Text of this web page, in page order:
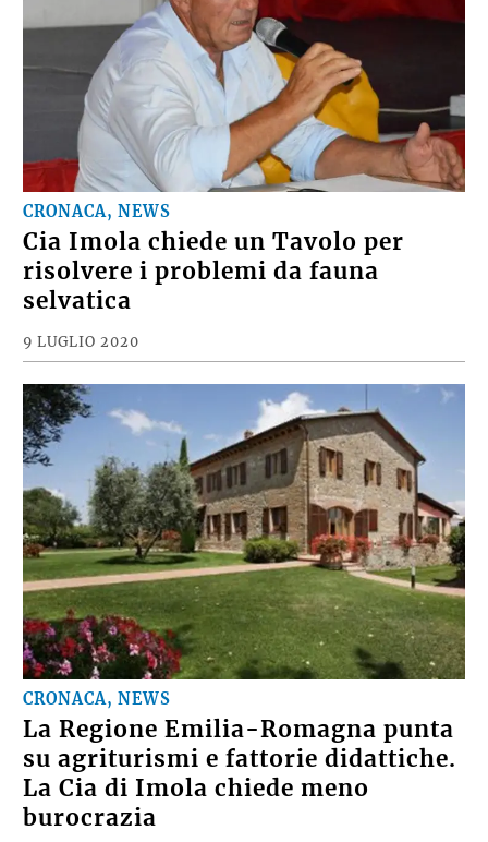
CRONACA, NEWS
Cia Imola chiede un Tavolo per
risolvere i problemi da fauna
selvatica
9 LUGLIO 2020
CRONACA, NEWS
La Regione Emilia-Romagna punta
su agriturismi e fattorie didattiche.
La Cia di Imola chiede meno
burocrazia